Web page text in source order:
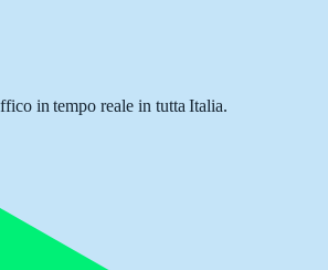
in tempo reale in tutta Italia.